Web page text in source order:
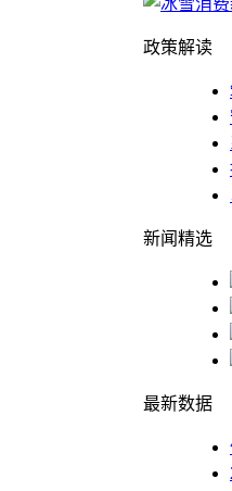
政策解读
新闻精选
最新数据